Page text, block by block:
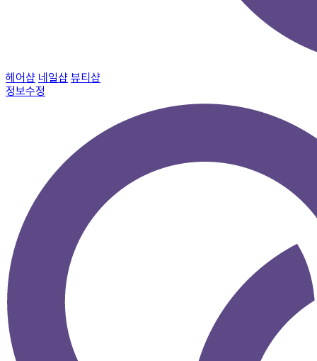
헤어샵 네일샵 뷰티샵
정보수정